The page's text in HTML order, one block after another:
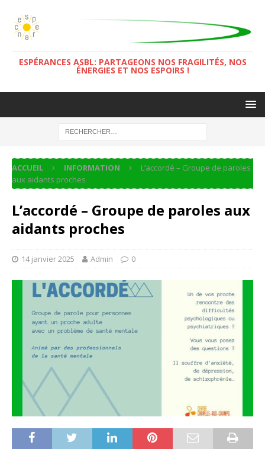
ESPÉRANCES ASBL: PARTAGEONS NOS FRAGILITÉS, NOS
ÉNERGIES ET NOS ESPOIRS !
ACCUEIL INFORMATION
L’accordé – Groupe de paroles
aux aidants proches
L’accordé – Groupe de paroles aux
aidants proches
14 janvier 2025 Admin 0